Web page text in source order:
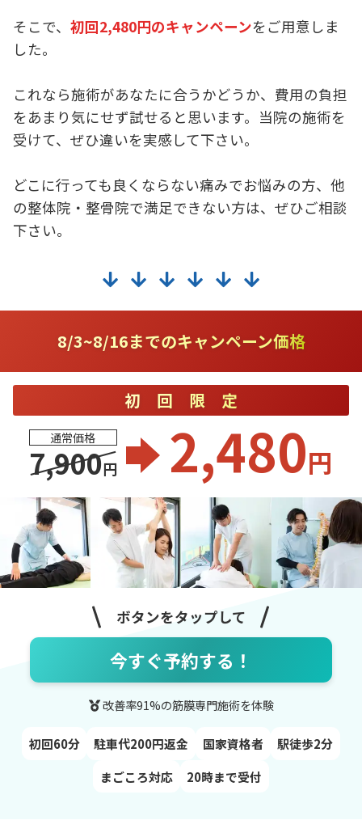
そこで、初回2,480円のキャンペーンをご用意しま
した。
これなら施術があなたに合うかどうか、費用の負担
をあまり気にせず試せると思います。当院の施術を
受けて、ぜひ違いを実感して下さい。
どこに行っても良くならない痛みでお悩みの方、他
の整体院・整骨院で満足できない方は、ぜひご相談
下さい。
8/3~8/16までのキャンペーン価格
初回限定
通常価格
7,900円 2,480円
ボタンをタップして
今すぐ予約する！
改善率91%の筋膜専門施術を体験
初回60分 駐車代200円返金 国家資格者
駅徒歩2分
まごころ対応
20時まで受付